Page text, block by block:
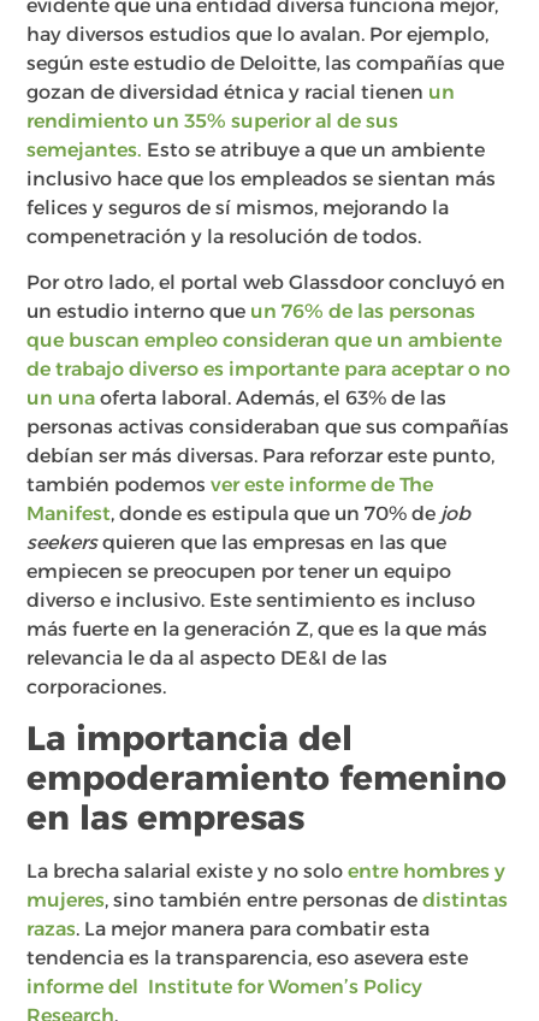
evidente que una entidad diversa funciona mejor,
hay diversos estudios que lo avalan. Por ejemplo,
según este estudio de Deloitte, las compañías que
gozan de diversidad étnica y racial tienen un
rendimiento un 35% superior al de sus
semejantes. Esto se atribuye a que un ambiente
inclusivo hace que los empleados se sientan más
felices y seguros de sí mismos, mejorando la
compenetración y la resolución de todos.
Por otro lado, el portal web Glassdoor concluyó en
un estudio interno que un 76% de las personas
que buscan empleo consideran que un ambiente
de trabajo diverso es importante para aceptar o no
un una oferta laboral. Además, el 63% de las
personas activas consideraban que sus compañías
debían ser más diversas. Para reforzar este punto,
también podemosver este informe de The
Manifest, donde es estipula que un 70% de job
seekersquieren que las empresas en las que
empiecen se preocupen por tener un equipo
diverso e inclusivo. Este sentimiento es incluso
más fuerte en la generación Z, que es la que más
relevancia le da al aspecto DE&I de las
corporaciones.
La importancia del
empoderamiento femenino
en las empresas
La brecha salarial existe y no soloentre hombres y
mujeres, sino también entre personas dedistintas
razas. La mejor manera para combatir esta
tendencia es la transparencia, eso asevera este
informe del Institute for Women’s Policy
Research.